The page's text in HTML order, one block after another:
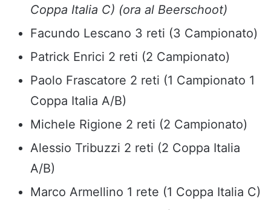
Coppa Italia C) (ora al Beerschoot)
Facundo Lescano 3 reti (3 Campionato)
Patrick Enrici 2 reti (2 Campionato)
Paolo Frascatore 2 reti (1 Campionato 1
Coppa Italia A/B)
Michele Rigione 2 reti (2 Campionato)
Alessio Tribuzzi 2 reti (2 Coppa Italia
A/B)
Marco Armellino 1 rete (1 Coppa Italia C)